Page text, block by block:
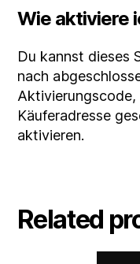
Wie aktiviere
Du kannst dieses
nach
Aktivierungscode,
Käuferadresse
aktivieren.
Related